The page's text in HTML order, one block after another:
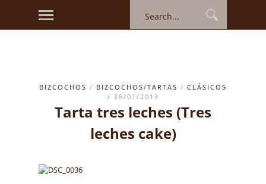
BIZCOCHOS / BIZCOCHOS/TARTAS / CLÁSICOS
/ 25/01/2013
Tarta tres leches (Tres
leches cake)